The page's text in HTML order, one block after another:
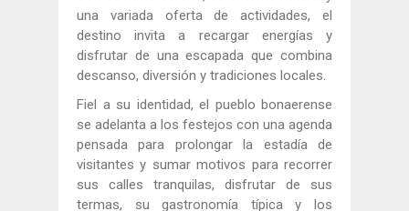
una variada oferta de actividades, el
destino invita a recargar energías y
disfrutar de una escapada que combina
descanso, diversión y tradiciones locales.
Fiel a su identidad, el pueblo bonaerense
se adelanta a los festejos con una agenda
pensada para prolongar la estadía de
visitantes y sumar motivos para recorrer
sus calles tranquilas, disfrutar de sus
termas, su gastronomía típica y los